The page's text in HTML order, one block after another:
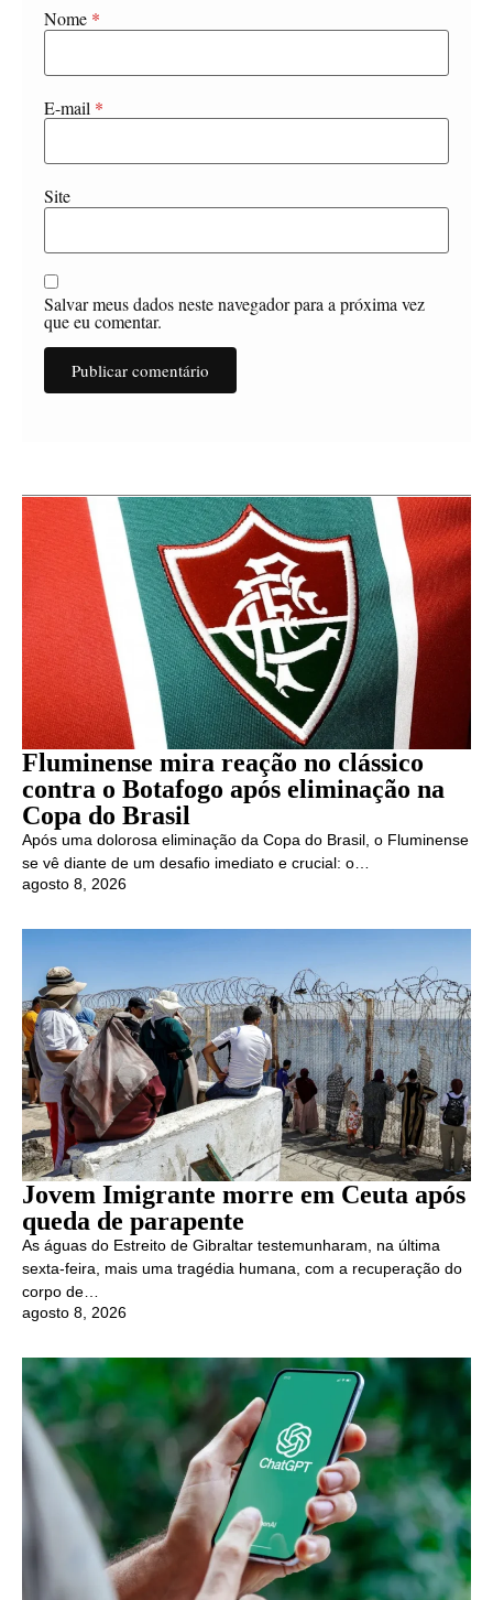
Nome *
E-mail *
Site
Salvar meus dados neste navegador para a próxima vez
que eu comentar.
Fluminense mira reação no clássico
contra o Botafogo após eliminação na
Copa do Brasil
Após uma dolorosa eliminação da Copa do Brasil, o Fluminense
se vê diante de um desafio imediato e crucial: o…
agosto 8, 2026
Jovem Imigrante morre em Ceuta após
queda de parapente
As águas do Estreito de Gibraltar testemunharam, na última
sexta-feira, mais uma tragédia humana, com a recuperação do
corpo de…
agosto 8, 2026